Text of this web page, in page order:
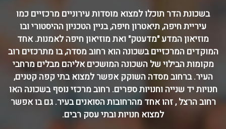
בשכונת הדר תוכלו למצוא מוסדות עירוניים מרכזיים כמו
עיריית חיפה, תיאטרון חיפה, בניין הטכניון ההיסטורי ובו
מוזיאון המדע "מדעטק" ואת מוזיאון חיפה לאמנות. אחד
המוקדים המרכזיים בשכונה הוא רחוב מסדה, בו מתרכזים רוב
מקומות הבילוי של השכונה המושכים אליהם מבלים מרחבי
העיר. ברחוב מסדה השוקק אפשר למצוא בתי קפה קטנים,
חנויות יד שנייה וחנויות ספרים. רחוב מרכזי נוסף בשכונה האו
רחוב הרצל , זהו אחד מהרחובות הסואנים בעיר. גם בו אפשר
למצוא חנויות ובתי עסק רבים.